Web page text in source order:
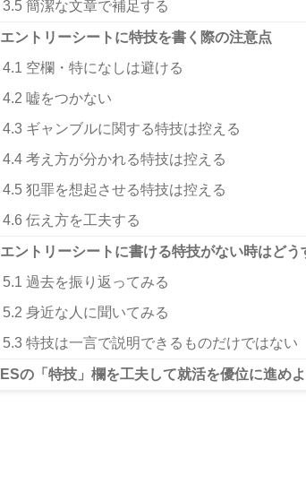
3.5 簡潔な文章で補足する
エントリーシートに特技を書く際の注意点
4.1 空欄・特になしは避ける
4.2 嘘をつかない
4.3 ギャンブルに関する特技は控える
4.4 考え方が分かれる特技は控える
4.5 犯罪を想起させる特技は控える
4.6 伝え方を工夫する
エントリーシートに書ける特技がない時はどう
5.1 過去を振り返ってみる
5.2 身近な人に聞いてみる
5.3 特技は一言で説明できるものだけではない
ESの「特技」欄を工夫して就活を優位に進め